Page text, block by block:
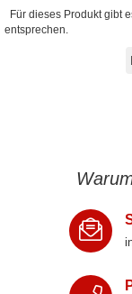
Für dieses Produkt gibt
entsprechen.